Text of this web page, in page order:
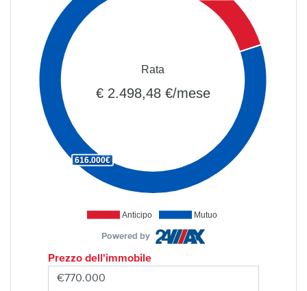
Anticipo Mutuo
616.000€
Rata
€ 2.498,48 €/mese
Powered by
Prezzo dell'immobile